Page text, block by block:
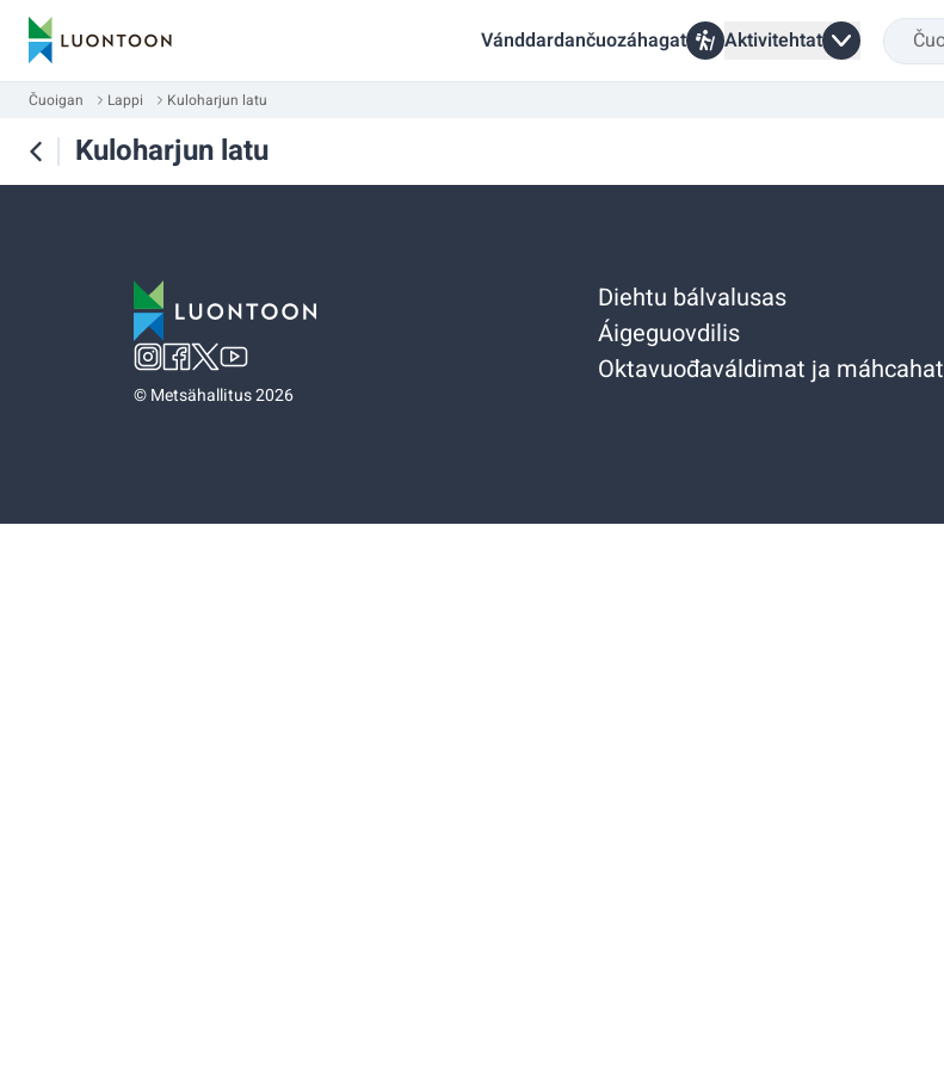
Vánddardančuozáhagat Aktivitehtat
Čuoigan Lappi Kuloharjun latu
Kuloharjun latu
©Metsähallitus 2026
Diehtu bálvalusas
Áigeguovdilis
Oktavuođaváldimat ja máhcahat